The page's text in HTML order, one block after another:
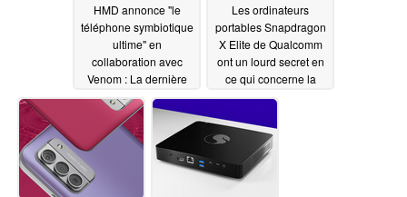
HMD annonce "le
téléphone symbiotique
ultime" en
collaboration avec
Venom : La dernière
danse10/21/2024
Les ordinateurs
portables Snapdragon
X Elite de Qualcomm
ont un lourd secret en
ce qui concerne la
prise en charge des
10/02/2024